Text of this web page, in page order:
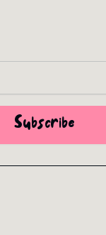
Subscribe